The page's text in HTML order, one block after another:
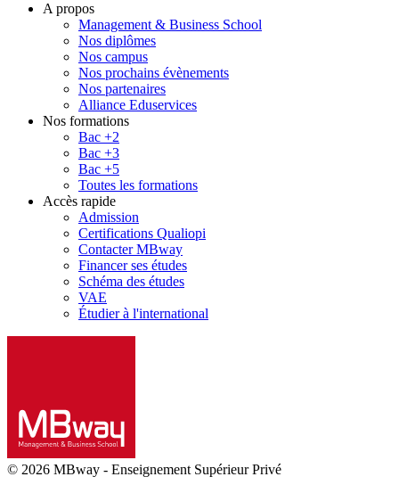
A propos
Management & Business School
Nos diplômes
Nos campus
Nos prochains évènements
Nos partenaires
Alliance Eduservices
Nos formations
Bac +2
Bac +3
Bac +5
Toutes les formations
Accès rapide
Admission
Certifications Qualiopi
Contacter MBway
Financer ses études
Schéma des études
VAE
Étudier à l'international
© 2026 MBway - Enseignement Supérieur Privé